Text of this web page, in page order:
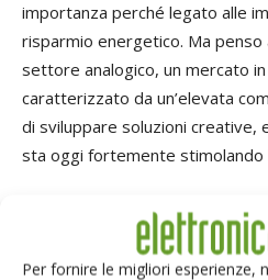
Per fornire le migliori esperienze,
importanza perché legato alle
risparmio energetico. Ma penso
settore analogico, un mercato
caratterizzato da un’elevata
di sviluppare soluzioni creative,
sta oggi fortemente stimolando
Parliamo invece di mercato
Qual è il suo punto di vista?